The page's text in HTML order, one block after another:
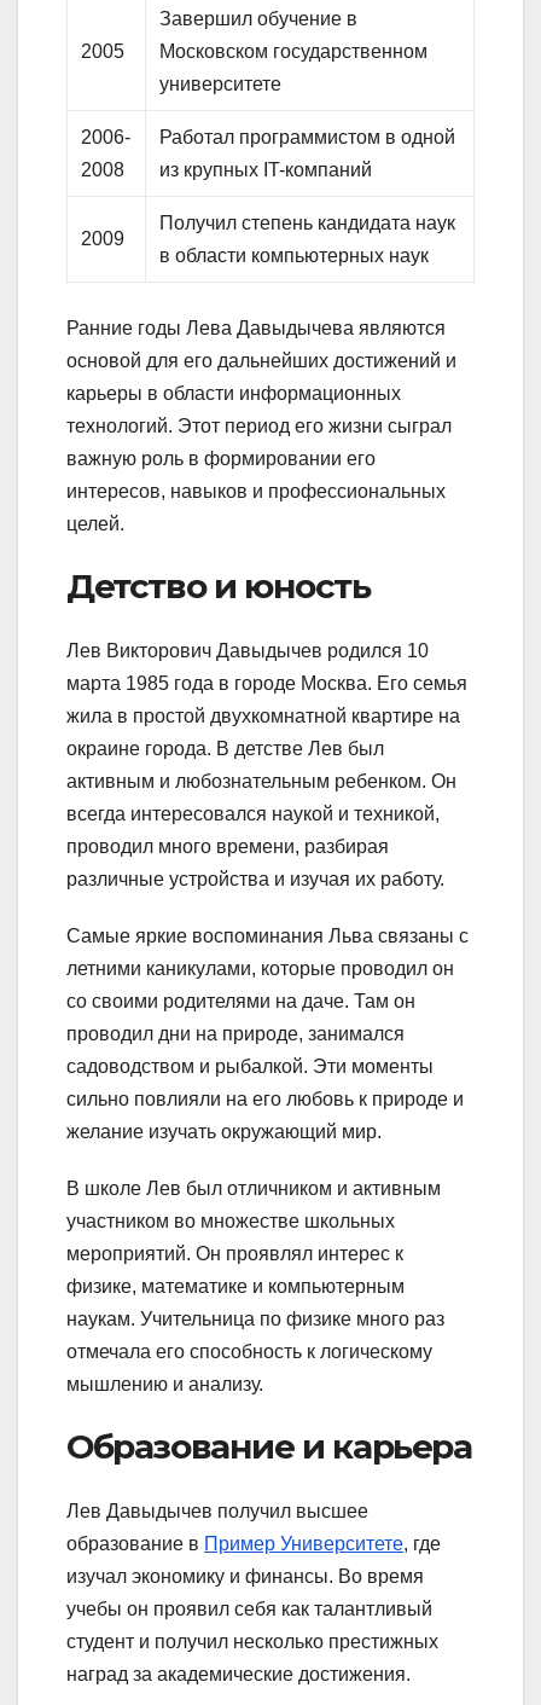
2005
Завершил обучение в
Московском государственном
университете
2006-
2008
Работал программистом в одной
из крупных IT-компаний
2009
Получил степень кандидата наук
в области компьютерных наук
Ранние годы Лева Давыдычева являются
основой для его дальнейших достижений и
карьеры в области информационных
технологий. Этот период его жизни сыграл
важную роль в формировании его
интересов, навыков и профессиональных
целей.
Детство и юность
Лев Викторович Давыдычев родился 10
марта 1985 года в городе Москва. Его семья
жила в простой двухкомнатной квартире на
окраине города. В детстве Лев был
активным и любознательным ребенком. Он
всегда интересовался наукой и техникой,
проводил много времени, разбирая
различные устройства и изучая их работу.
Самые яркие воспоминания Льва связаны с
летними каникулами, которые проводил он
со своими родителями на даче. Там он
проводил дни на природе, занимался
садоводством и рыбалкой. Эти моменты
сильно повлияли на его любовь к природе и
желание изучать окружающий мир.
В школе Лев был отличником и активным
участником во множестве школьных
мероприятий. Он проявлял интерес к
физике, математике и компьютерным
наукам. Учительница по физике много раз
отмечала его способность к логическому
мышлению и анализу.
Образование и карьера
Лев Давыдычев получил высшее
образование в Пример Университете, где
изучал экономику и финансы. Во время
учебы он проявил себя как талантливый
студент и получил несколько престижных
наград за академические достижения.